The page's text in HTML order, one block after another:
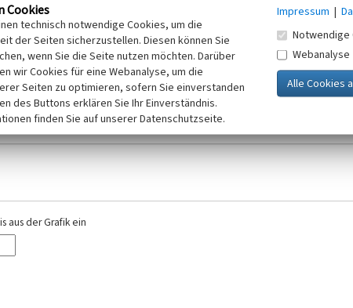
Mail-Adresse. Ihre Angaben werden ausschließlich im Rahmen der KuLaDig-
des Telemediengesetzes, des Datenschutzgesetzes NRW und der seit
beachten Sie bitte unsere Hinweise zumDatenschutz
aus der Grafik ein
Cookies
technisch notwendige Cookies, um die
der Seiten sicherzustellen. Diesen können Sie
wenn Sie die Seite nutzen möchten. Darüber
wir Cookies für eine Webanalyse, um die
Seiten zu optimieren, sofern Sie einverstanden
des Buttons erklären Sie Ihr Einverständnis.
finden Sie auf unserer Datenschutzseite.
Impressum |
Notwendige
Webanalyse